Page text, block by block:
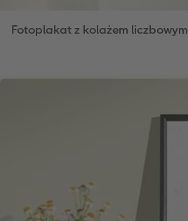
Fotoplakat z kolażem liczbowym